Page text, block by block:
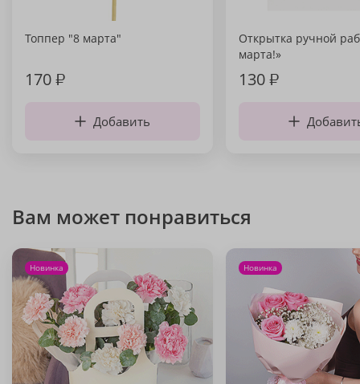
Топпер "8 марта"
170₽
Добавить
Открытка ручной
марта!»
130₽
Вам может понравиться
Новинка Новинка